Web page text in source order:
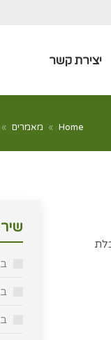
יצירת קשר
You are here:
Home מאמרים